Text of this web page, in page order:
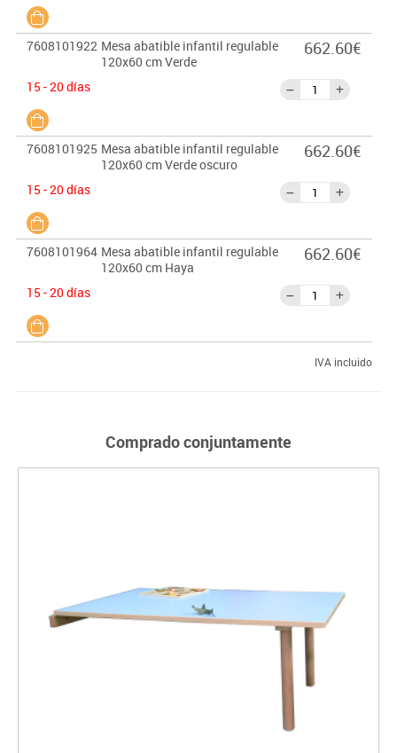
7608101922 Mesa abatible infantil regulable
120x60 cm Verde
15 - 20 días
662.60€
7608101925 Mesa abatible infantil regulable
120x60 cm Verde oscuro
15 - 20 días
662.60€
7608101964 Mesa abatible infantil regulable
120x60 cm Haya
15 - 20 días
662.60€
IVA incluido
Comprado conjuntamente